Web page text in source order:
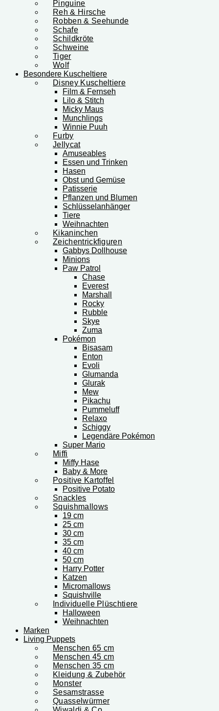
Pinguine
Reh & Hirsche
Robben & Seehunde
Schafe
Schildkröte
Schweine
Tiger
Wolf
Besondere Kuscheltiere
Disney Kuscheltiere
Film & Fernseh
Lilo & Stitch
Micky Maus
Munchlings
Winnie Puuh
Furby
Jellycat
Amuseables
Essen und Trinken
Hasen
Obst und Gemüse
Patisserie
Pflanzen und Blumen
Schlüsselanhänger
Tiere
Weihnachten
Kikaninchen
Zeichentrickfiguren
Gabbys Dollhouse
Minions
Paw Patrol
Chase
Everest
Marshall
Rocky
Rubble
Skye
Zuma
Pokémon
Bisasam
Enton
Evoli
Glumanda
Glurak
Mew
Pikachu
Pummeluff
Relaxo
Schiggy
Legendäre Pokémon
Super Mario
Miffi
Miffy Hase
Baby & More
Positive Kartoffel
Positive Potato
Snackles
Squishmallows
19 cm
25 cm
30 cm
35 cm
40 cm
50 cm
Harry Potter
Katzen
Micromallows
Squishville
Individuelle Plüschtiere
Halloween
Weihnachten
Marken
Living Puppets
Menschen 65 cm
Menschen 45 cm
Menschen 35 cm
Kleidung & Zubehör
Monster
Sesamstrasse
Quasselwürmer